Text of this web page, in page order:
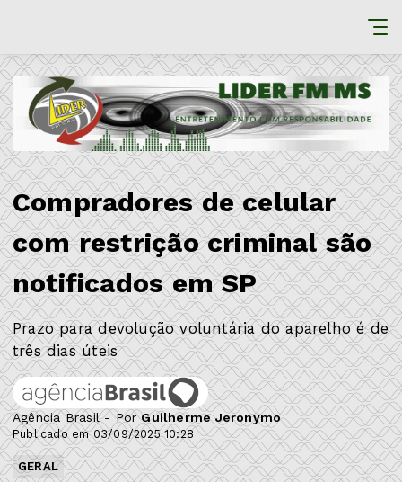
Compradores de celular
com restrição criminal são
notificados em SP
Prazo para devolução voluntária do aparelho é de
três dias úteis
Agência Brasil - PorGuilherme Jeronymo
Publicado em 03/09/2025 10:28
GERAL